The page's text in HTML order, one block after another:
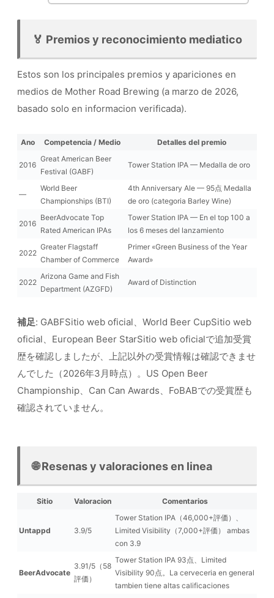
🏅 Premios y reconocimiento mediatico
Estos son los principales premios y apariciones en
medios de Mother Road Brewing (a marzo de 2026,
basado solo en informacion verificada).
Ano Competencia / Medio Detalles del premio
2016
Great American Beer
Festival (GABF)
Tower Station IPA — Medalla de oro
—
World Beer
Championships (BTI)
4th Anniversary Ale — 95点 Medalla
de oro (categoria Barley Wine)
2016
BeerAdvocate Top
Rated American IPAs
Tower Station IPA — En el top 100 a
los 6 meses del lanzamiento
2022
Greater Flagstaff
Chamber of Commerce
Primer «Green Business of the Year
Award»
2022
Arizona Game and Fish
Department (AZGFD)
Award of Distinction
補足: GABFSitio web oficial、World Beer CupSitio web
oficial、European Beer StarSitio web oficialで追加受賞
歴を確認しましたが、上記以外の受賞情報は確認できませ
んでした（2026年3月時点）。US Open Beer
Championship、Can Can Awards、FoBABでの受賞歴も
確認されていません。
🌐 Resenas y valoraciones en linea
Sitio Valoracion Comentarios
Untappd 3.9/5
Tower Station IPA（46,000+評価）、
Limited Visibility（7,000+評価） ambas
con 3.9
BeerAdvocate
3.91/5（58
評価）
Tower Station IPA 93点、Limited
Visibility 90点。La cerveceria en general
tambien tiene altas calificaciones